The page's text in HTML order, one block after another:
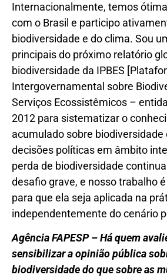
Internacionalmente, temos
com o Brasil e participo
biodiversidade e do clima. Sou
principais do próximo relatório
biodiversidade da IPBES
Intergovernamental sobre
Serviços Ecossistêmicos –
2012 para sistematizar o
acumulado sobre biodiversidade
decisões políticas em âmbito
perda de biodiversidade
desafio grave, e nosso trabalho
para que ela seja aplicada na
independentemente do cenário
Agência FAPESP – Há quem
sensibilizar a opinião pública
biodiversidade do que sobre as